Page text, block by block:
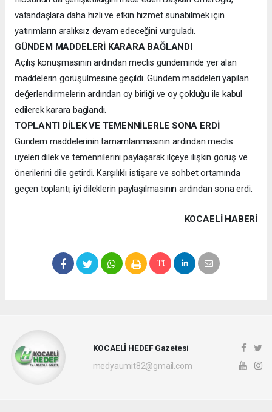
vatandaşlara daha hızlı ve etkin hizmet sunabilmek için
yatırımların aralıksız devam edeceğini vurguladı.
GÜNDEM MADDELERİ KARARA BAĞLANDI
Açılış konuşmasının ardından meclis gündeminde yer alan
maddelerin görüşülmesine geçildi. Gündem maddeleri yapılan
değerlendirmelerin ardından oy birliği ve oy çokluğu ile kabul
edilerek karara bağlandı.
TOPLANTI DİLEK VE TEMENNİLERLE SONA ERDİ
Gündem maddelerinin tamamlanmasının ardından meclis
üyeleri dilek ve temennilerini paylaşarak ilçeye ilişkin görüş ve
önerilerini dile getirdi. Karşılıklı istişare ve sohbet ortamında
geçen toplantı, iyi dileklerin paylaşılmasının ardından sona erdi.
KOCAELI HABERİ
KOCAELİ HEDEF Gazetesi
medyaumit82@gmail.com